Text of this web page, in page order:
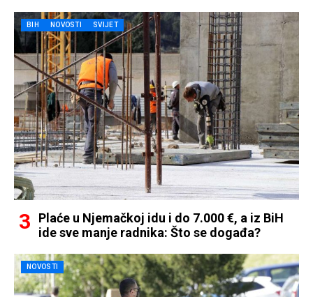
BIH NOVOSTI SVIJET
Plaće u Njemačkoj idu i do 7.000 €, a iz BiH
ide sve manje radnika: Što se događa?
NOVOSTI